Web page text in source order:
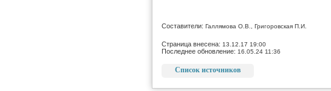
Составители: Галлямова О.В., Григоровская П.И.
Страница внесена: 13.12.17 19:00
Последнее обновление: 16.05.24 11:36
Список источников